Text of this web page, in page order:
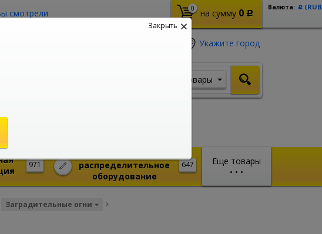
смотрели 0 на сумму 0 Р
Валюта: Р
Укажите город
Товары
Еще товары
• • •
971 647
распределительное
оборудование
Заградительные огни
Закрыть